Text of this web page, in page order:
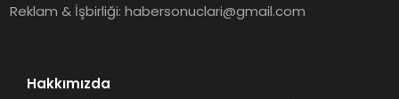
Reklam & İşbirliği:habersonuclari@gmail.com
Hakkımızda